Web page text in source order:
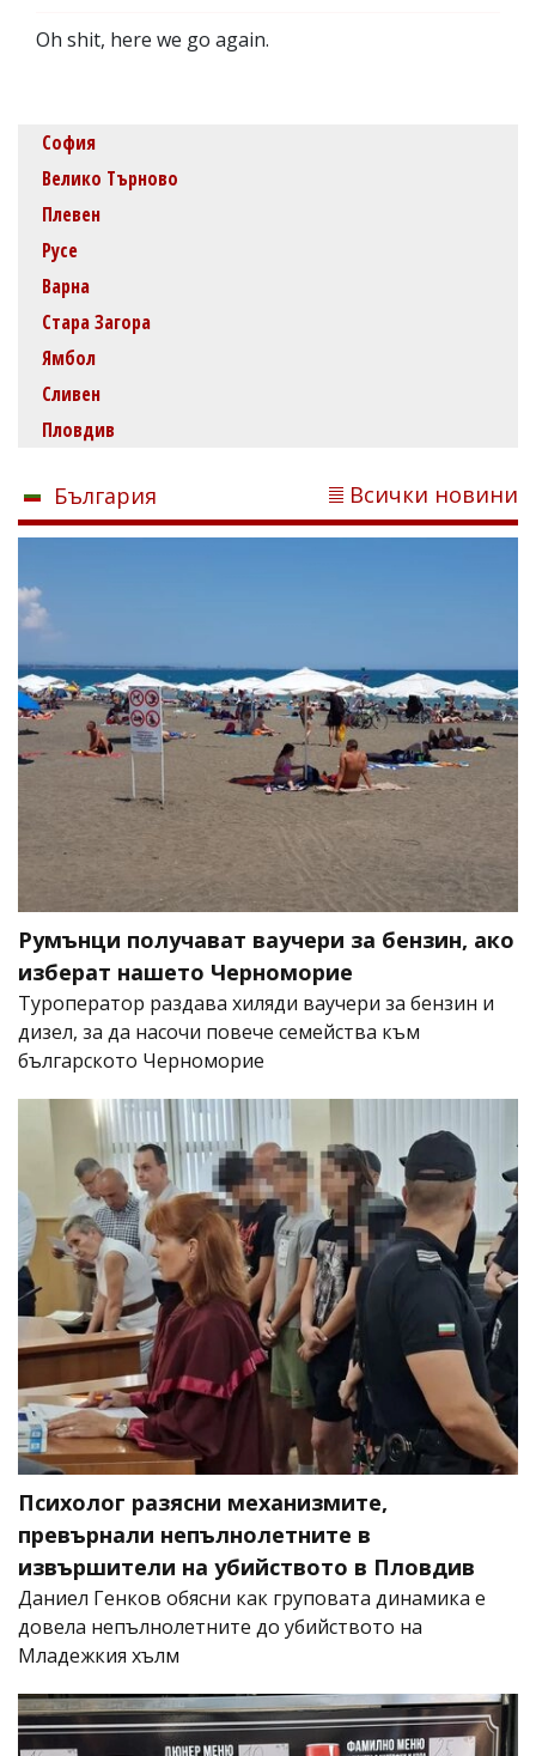
Oh shit, here we go again.
София
Велико Търново
Плевен
Русе
Варна
Стара Загора
Ямбол
Сливен
Пловдив
България Всички новини
Румънци получават ваучери за бензин, ако
изберат нашето Черноморие
Туроператор раздава хиляди ваучери за бензин и
дизел, за да насочи повече семейства към
българското Черноморие
Психолог разясни механизмите,
превърнали непълнолетните в
извършители на убийството в Пловдив
Даниел Генков обясни как груповата динамика е
довела непълнолетните до убийството на
Младежкия хълм